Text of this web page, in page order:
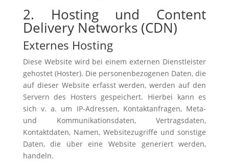
2. Hosting und Content
Delivery Networks (CDN)
Externes Hosting
Diese Website wird bei einem externen Dienstleister
gehostet (Hoster). Die personenbezogenen Daten, die
auf dieser Website erfasst werden, werden auf den
Servern des Hosters gespeichert. Hierbei kann es
sich v. a. um IP-Adressen, Kontaktanfragen, Meta-
und Kommunikationsdaten, Vertragsdaten,
Kontaktdaten, Namen, Websitezugriffe und sonstige
Daten, die über eine Website generiert werden,
handeln.